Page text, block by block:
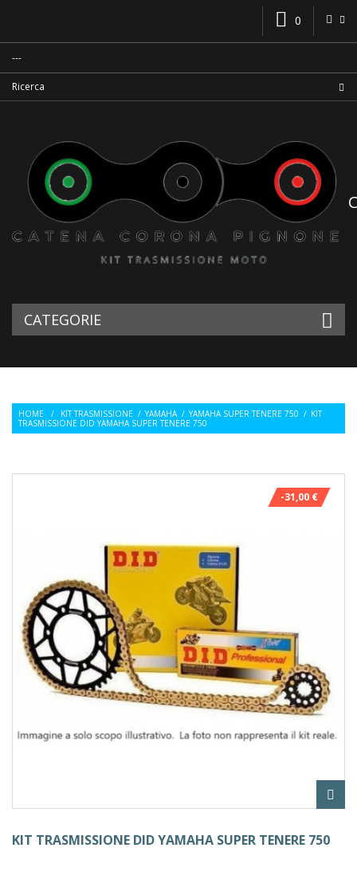
0
CATEGORIE
HOME / KIT TRASMISSIONE / YAMAHA / YAMAHA SUPER TENERE 750 / KIT
TRASMISSIONE DID YAMAHA SUPER TENERE 750
-31,00 €
KIT TRASMISSIONE DID YAMAHA SUPER TENERE 750